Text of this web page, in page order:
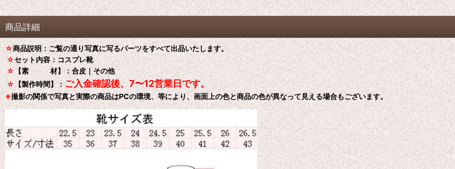
商品詳細
☆商品説明：ご覧の通り写真に写るパーツをすべて出品いたします。
☆セット内容：コスプレ靴
☆【素 材】：合皮｜その他
☆【製作時間】：ご入金確認後、7〜12営業日です。
※撮影の関係で写真と実際の商品はPCの環境、等により、画面上の色と商品の色が異なって見える場合もございます。